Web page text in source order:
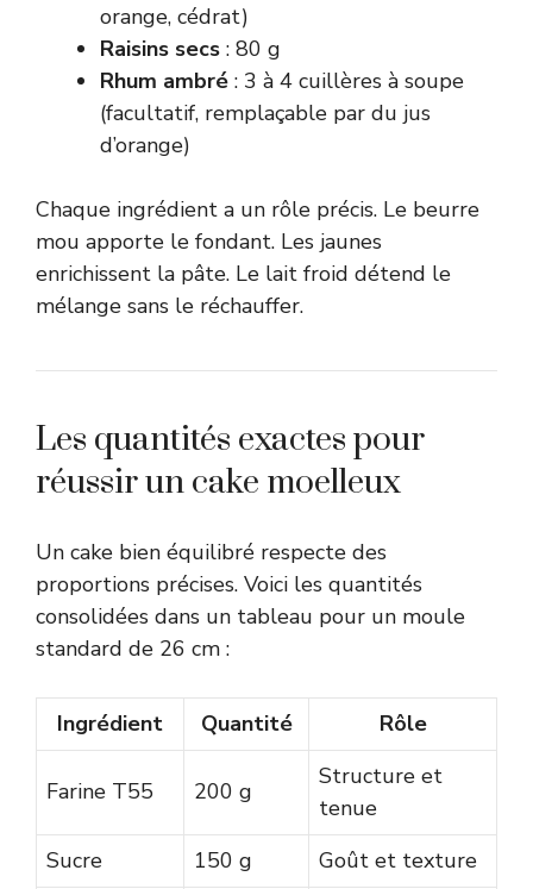
orange, cédrat)
Raisins secs : 80 g
Rhum ambré : 3 à 4 cuillères à soupe
(facultatif, remplaçable par du jus
d’orange)
Chaque ingrédient a un rôle précis. Le beurre
mou apporte le fondant. Les jaunes
enrichissent la pâte. Le lait froid détend le
mélange sans le réchauffer.
Les quantités exactes pour
réussir un cake moelleux
Un cake bien équilibré respecte des
proportions précises. Voici les quantités
consolidées dans un tableau pour un moule
standard de 26 cm :
Ingrédient Quantité Rôle
Farine T55 200 g
Structure et
tenue
Sucre
150 g Goût et texture